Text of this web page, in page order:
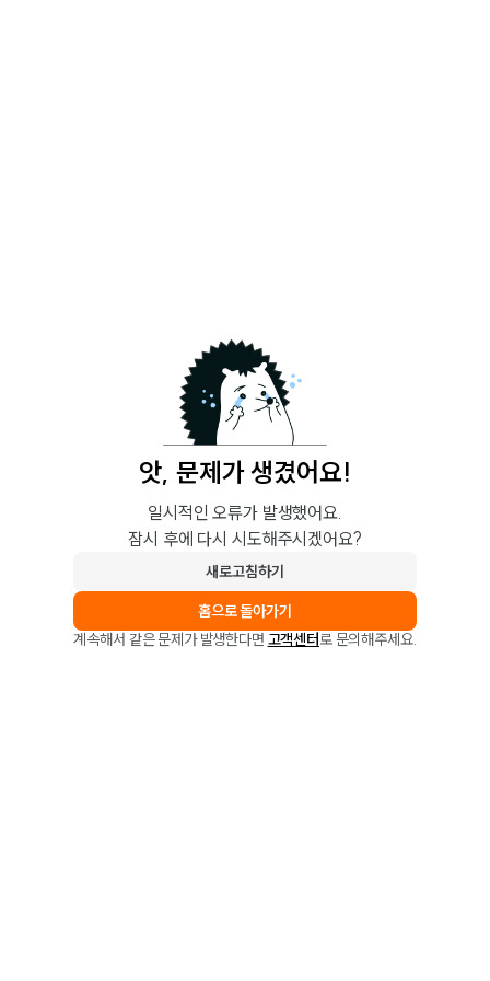
앗, 문제가 생겼어요!
일시적인 오류가 발생했어요.
잠시 후에 다시 시도해주시겠어요?
새로고침하기
홈으로 돌아가기
계속해서 같은 문제가 발생한다면 고객센터로 문의해주세요.